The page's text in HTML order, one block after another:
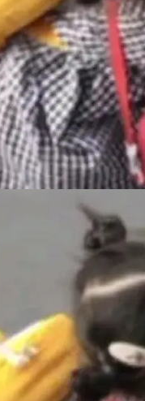
可能
动到
博
wro
天记
Gabr
5:53
邮
查前苹
使
的是，
P
你写
话让
示：
M
> 搜
式发
音视频
殊之
字，
对于
陌
周
名
大学
、音
，AI
报道
商品
任
支出
该项目
行长
常。这
时间
访里
，而
底或
Dela
国的
迭代，
"buil
工程师
答案几
写程
智能